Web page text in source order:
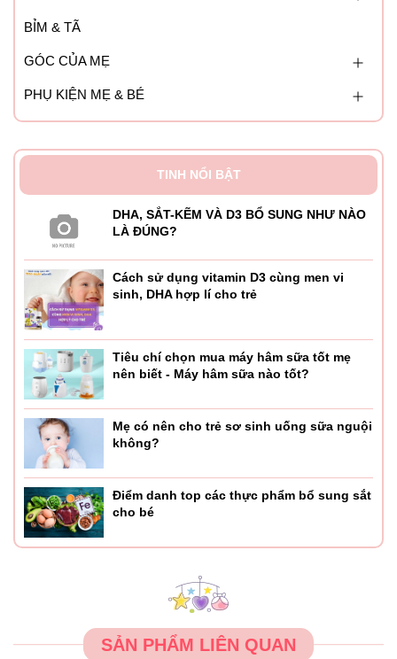
BỈM & TÃ
GÓC CỦA MẸ
PHỤ KIỆN MẸ & BÉ
TINH NỔI BẬT
DHA, SẮT-KẼM VÀ D3 BỔ SUNG NHƯ NÀO
LÀ ĐÚNG?
Cách sử dụng vitamin D3 cùng men vi
sinh, DHA hợp lí cho trẻ
Tiêu chí chọn mua máy hâm sữa tốt mẹ
nên biết - Máy hâm sữa nào tốt?
Mẹ có nên cho trẻ sơ sinh uống sữa nguội
không?
Điểm danh top các thực phẩm bổ sung sắt
cho bé
SẢN PHẨM LIÊN QUAN